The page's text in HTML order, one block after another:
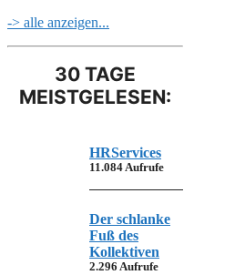
-> alle anzeigen...
30 TAGE
MEISTGELESEN:
HRServices
11.084 Aufrufe
Der schlanke
Fuß des
Kollektiven
2.296 Aufrufe